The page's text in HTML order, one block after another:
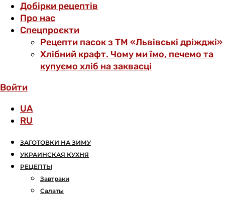
Добірки рецептів
Про нас
Спецпроєкти
Рецепти пасок з ТМ «Львівські дріжджі»
Хлібний крафт. Чому ми їмо, печемо та
купуємо хліб на заквасці
Войти
UA
RU
ЗАГОТОВКИ НА ЗИМУ
УКРАИНСКАЯ КУХНЯ
РЕЦЕПТЫ
Завтраки
Салаты